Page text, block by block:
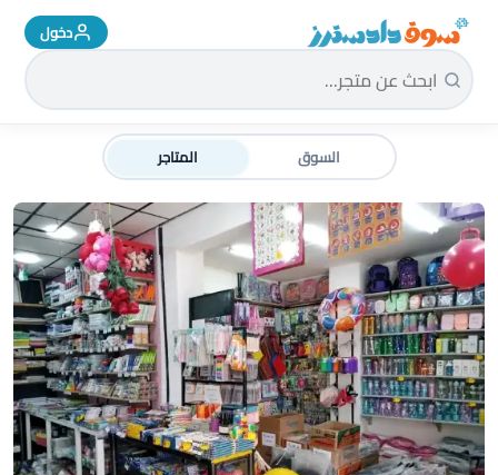
سوق دادسترز الرئيسية دخول
السوق المتاجر